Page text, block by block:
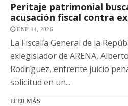
Peritaje patrimonial
acusación fiscal contra
ENE 14, 2026
La Fiscalía General de la
exlegislador de ARENA,
Rodríguez, enfrente juicio
solicitud en un...
LEER MÁS